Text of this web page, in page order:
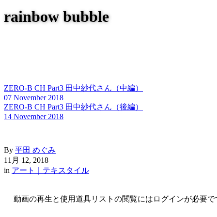
rainbow bubble
ZERO-B CH Part3 田中紗代さん（中編）
07 November 2018
ZERO-B CH Part3 田中紗代さん（後編）
14 November 2018
By 平田 めぐみ
11月 12, 2018
in アート｜テキスタイル
動画の再生と使用道具リストの閲覧にはログインが必要で